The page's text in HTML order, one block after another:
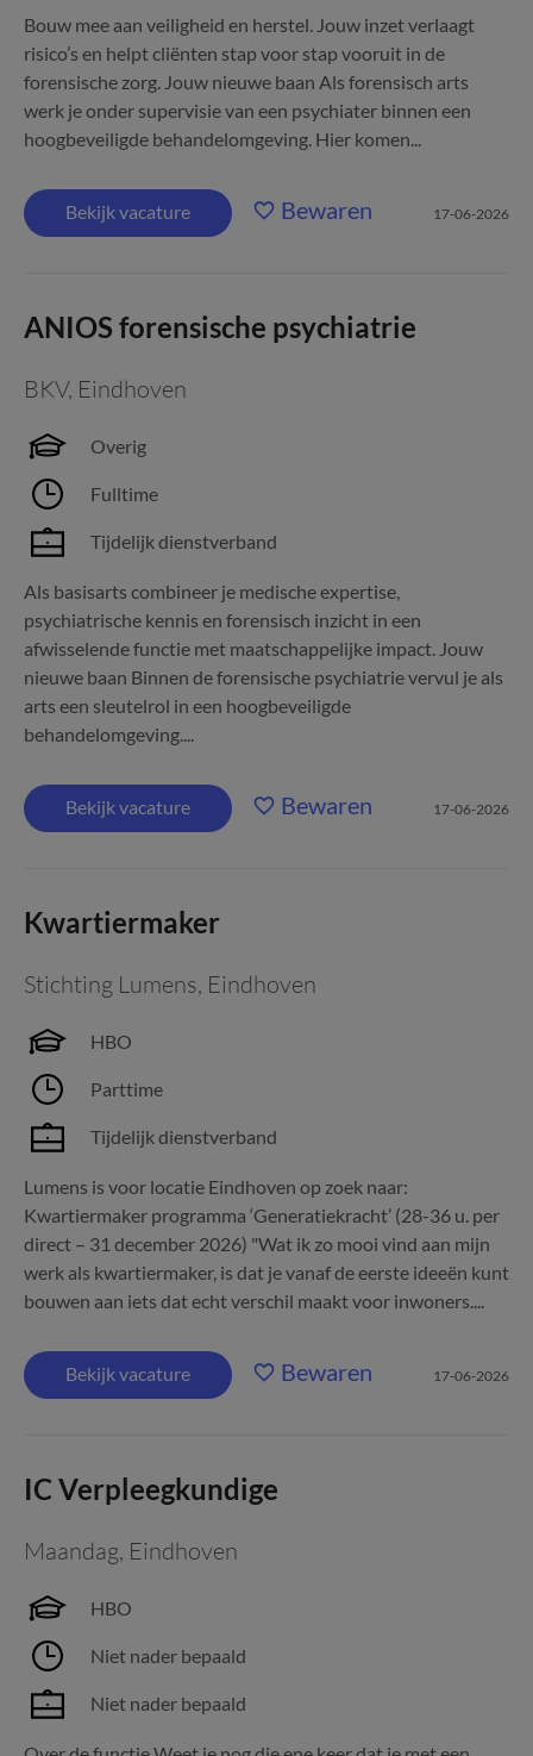
Bouw mee aan veiligheid en herstel. Jouw inzet verlaagt
risico’s en helpt cliënten stap voor stap vooruit in de
forensische zorg. Jouw nieuwe baan Als forensisch arts
werk je onder supervisie van een psychiater binnen een
hoogbeveiligde behandelomgeving. Hier komen...
Bekijk vacature Bewaren 17-06-2026
ANIOS forensische psychiatrie
BKV, Eindhoven
Overig
Fulltime
Tijdelijk dienstverband
Als basisarts combineer je medische expertise,
psychiatrische kennis en forensisch inzicht in een
afwisselende functie met maatschappelijke impact. Jouw
nieuwe baan Binnen de forensische psychiatrie vervul je als
arts een sleutelrol in een hoogbeveiligde
behandelomgeving....
Bekijk vacature Bewaren 17-06-2026
Kwartiermaker
Stichting Lumens, Eindhoven
HBO
Parttime
Tijdelijk dienstverband
Lumens is voor locatie Eindhoven op zoek naar:
Kwartiermaker programma ‘Generatiekracht’ (28-36 u. per
direct – 31 december 2026) "Wat ik zo mooi vind aan mijn
werk als kwartiermaker, is dat je vanaf de eerste ideeën kunt
bouwen aan iets dat echt verschil maakt voor inwoners....
Bekijk vacature Bewaren 17-06-2026
IC Verpleegkundige
Maandag, Eindhoven
HBO
Niet nader bepaald
Niet nader bepaald